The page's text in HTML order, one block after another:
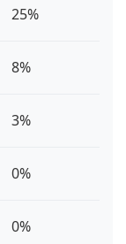
25%
8%
3%
0%
0%